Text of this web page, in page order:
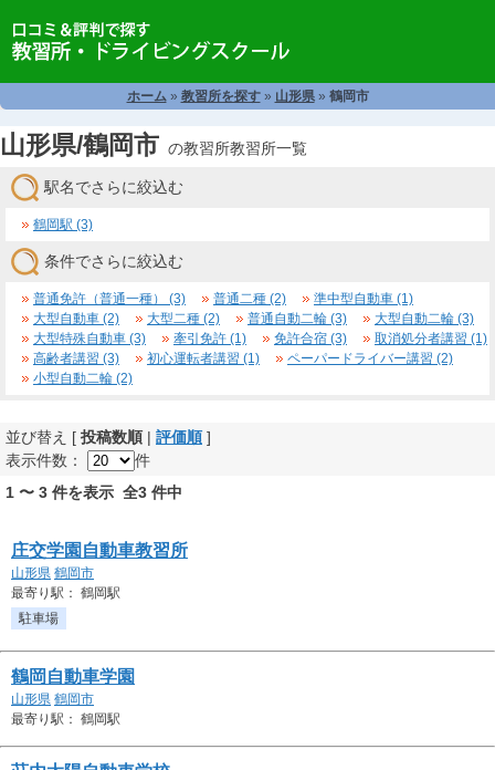
ホーム» 教習所を探す» 山形県» 鶴岡市
山形県/鶴岡市 の教習所教習所一覧
駅名でさらに絞込む
鶴岡駅 (3)
条件でさらに絞込む
普通免許（普通一種） (3) 普通二種 (2)
準中型自動車 (1)
大型自動車 (2)
大型二種 (2) 普通自動二輪 (3)
大型自動二輪 (3)
大型特殊自動車 (3)
牽引免許 (1) 免許合宿 (3)
取消処分者講習 (1)
高齢者講習 (3)
初心運転者講習 (1)
ペーパードライバー講習 (2)
小型自動二輪 (2)
並び替え [ 投稿数順| 評価順]
表示件数：
件
1 〜 3 件を表示 全3 件中
庄交学園自動車教習所
山形県 鶴岡市
最寄り駅： 鶴岡駅
駐車場
鶴岡自動車学園
山形県 鶴岡市
最寄り駅： 鶴岡駅